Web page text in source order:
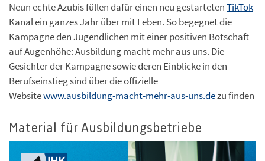
Neun echte Azubis füllen dafür einen neu gestartetenTikTok-
Kanal ein ganzes Jahr über mit Leben. So begegnet die
Kampagne den Jugendlichen mit einer positiven Botschaft
auf Augenhöhe: Ausbildung macht mehr aus uns. Die
Gesichter der Kampagne sowie deren Einblicke in den
Berufseinstieg sind über die offizielle
Websitewww.ausbildung-macht-mehr-aus-uns.dezu finden
Material für Ausbildungsbetriebe